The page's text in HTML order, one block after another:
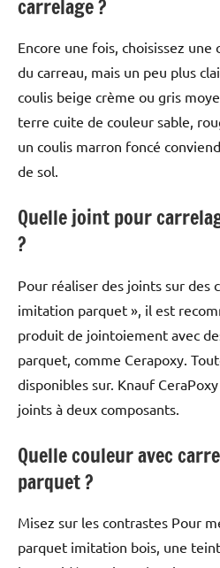
carrelage ?
Encore une fois, choisissez une
du carreau, mais un peu plus
coulis beige crème ou gris
terre cuite de couleur sable,
un coulis marron foncé
de sol.
Quelle joint pour
?
Pour réaliser des joints sur des
imitation parquet », il est
produit de jointoiement avec
parquet, comme Cerapoxy.
disponibles sur. Knauf
joints à deux composants.
Quelle couleur avec
parquet ?
Misez sur les contrastes Pour
parquet imitation bois, une